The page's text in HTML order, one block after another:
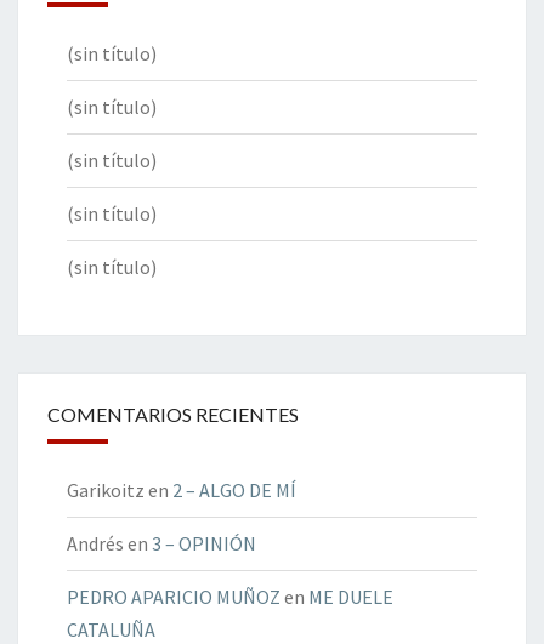
(sin título)
(sin título)
(sin título)
(sin título)
(sin título)
COMENTARIOS RECIENTES
Garikoitz en 2 – ALGO DE MÍ
Andrés en 3 – OPINIÓN
PEDRO APARICIO MUÑOZ en ME DUELE
CATALUÑA